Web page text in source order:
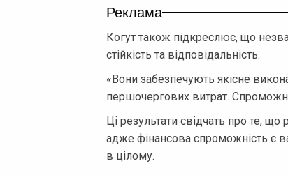
Реклама
Когут також підкреслює, що
стійкість та відповідальність.
«Вони забезпечують якісне
першочергових витрат.
Ці результати свідчать про те,
адже фінансова спроможність є
в цілому.